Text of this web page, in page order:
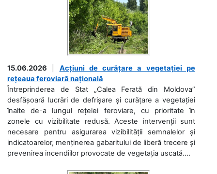
15.06.2026
Acțiuni de curățare a vegetației pe
rețeaua feroviară națională
Întreprinderea de Stat „Calea Ferată din Moldova”
desfășoară lucrări de defrișare și curățare a vegetației
înalte de-a lungul rețelei feroviare, cu prioritate în
zonele cu vizibilitate redusă. Aceste intervenții sunt
necesare pentru asigurarea vizibilității semnalelor și
indicatoarelor, menținerea gabaritului de liberă trecere și
prevenirea incendiilor provocate de vegetația uscată....